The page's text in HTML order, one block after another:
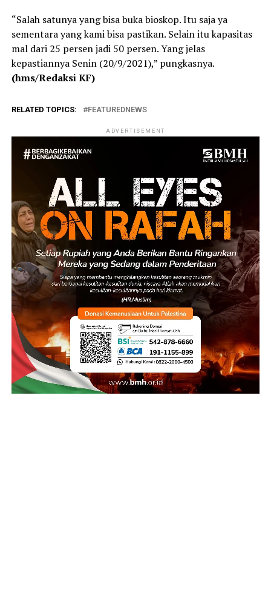
“Salah satunya yang bisa buka bioskop. Itu saja ya
sementara yang kami bisa pastikan. Selain itu kapasitas
mal dari 25 persen jadi 50 persen. Yang jelas
kepastiannya Senin (20/9/2021),” pungkasnya.
(hms/Redaksi KF)
RELATED TOPICS: FEATUREDNEWS
ADVERTISEMENT